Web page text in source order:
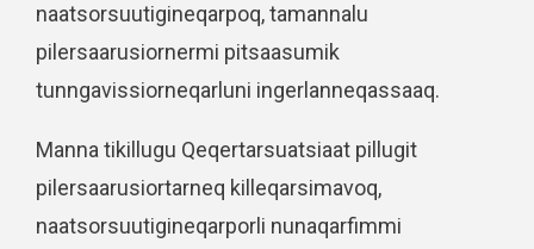
naatsorsuutigineqarpoq, tamannalu
pilersaarusiornermi pitsaasumik
tunngavissiorneqarluni ingerlanneqassaaq.
Manna tikillugu Qeqertarsuatsiaat pillugit
pilersaarusiortarneq killeqarsimavoq,
naatsorsuutigineqarporli nunaqarfimmi